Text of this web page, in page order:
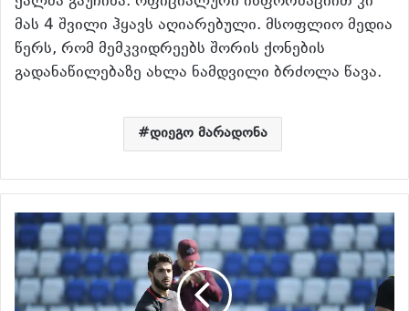
მას 4 შვილი ჰყავს აღიარებული. მსოფლიო მედია
წერს, რომ მემკვიდრეებს შორის ქონების
გადანაწილებაზე ახლა ნამდვილი ბრძოლა წავა.
დიეგო მარადონა